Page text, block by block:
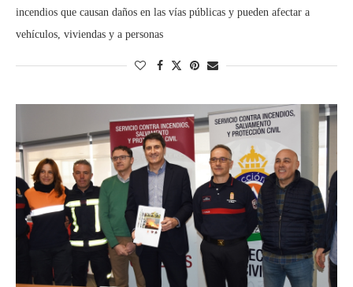
incendios que causan daños en las vías públicas y pueden afectar a
vehículos, viviendas y a personas